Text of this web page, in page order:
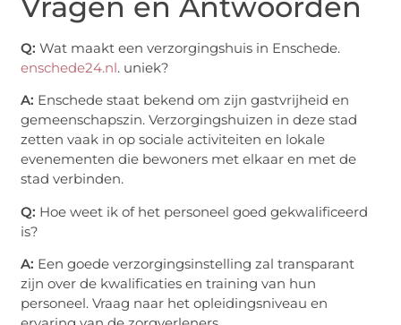
Q: Wat maakt een verzorgingshuis in Enschede.
enschede24.nl. uniek?
A: Enschede staat bekend om zijn gastvrijheid en
gemeenschapszin. Verzorgingshuizen in deze stad
zetten vaak in op sociale activiteiten en lokale
evenementen die bewoners met elkaar en met de
stad verbinden.
Q: Hoe weet ik of het personeel goed gekwalificeerd
is?
A: Een goede verzorgingsinstelling zal transparant
zijn over de kwalificaties en training van hun
personeel. Vraag naar het opleidingsniveau en